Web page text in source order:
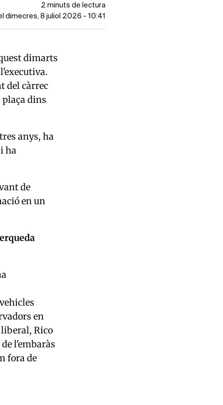
2 minuts de lectura
dimecres, 8 juliol 2026 - 10:41
dimarts
del càrrec
dins
anys, ha
ha
de
en un
en
Rico
l'embaràs
fora de